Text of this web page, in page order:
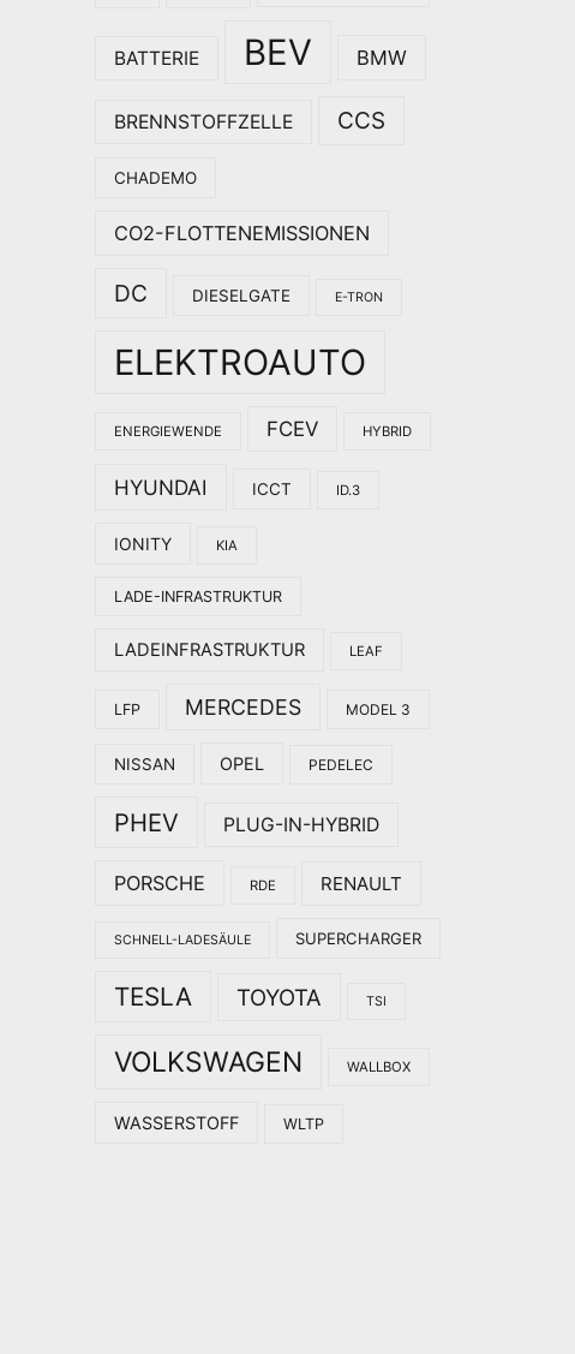
BATTERIE BEV BMW
BRENNSTOFFZELLE CCS
CHADEMO
CO2-FLOTTENEMISSIONEN
DC DIESELGATE E-TRON
ELEKTROAUTO
ENERGIEWENDE FCEV HYBRID
HYUNDAI ICCT ID.3
IONITY KIA
LADE-INFRASTRUKTUR
LADEINFRASTRUKTUR LEAF
LFP MERCEDES MODEL 3
NISSAN OPEL PEDELEC
PHEV PLUG-IN-HYBRID
PORSCHE RDE RENAULT
SCHNELL-LADESÄULE SUPERCHARGER
TESLA TOYOTA TSI
VOLKSWAGEN WALLBOX
WASSERSTOFF WLTP